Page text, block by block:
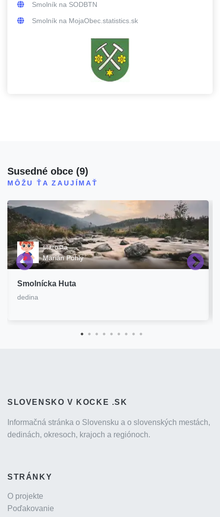
Smolník na SODBTN
Smolník na MojaObec.statistics.sk
Susedné obce (9)
MÔŽU ŤA ZAUJÍMAŤ
starosta
Marián Pohly
Smolnícka Huta
dedina
SLOVENSKO V KOCKE .SK
Informačná stránka o Slovensku a o slovenských mestách,
dedinách, okresoch, krajoch a regiónoch.
STRÁNKY
O projekte
Poďakovanie